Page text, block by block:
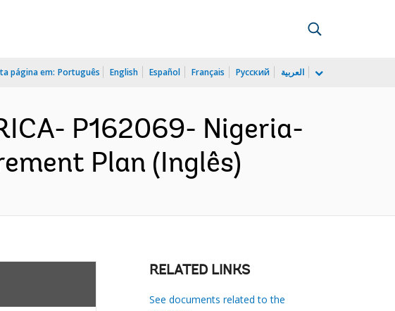
página em: Português English Español Français Русский العربية
P162069- Nigeria-
Plan (Inglês)
RELATED LINKS
See documents related to the